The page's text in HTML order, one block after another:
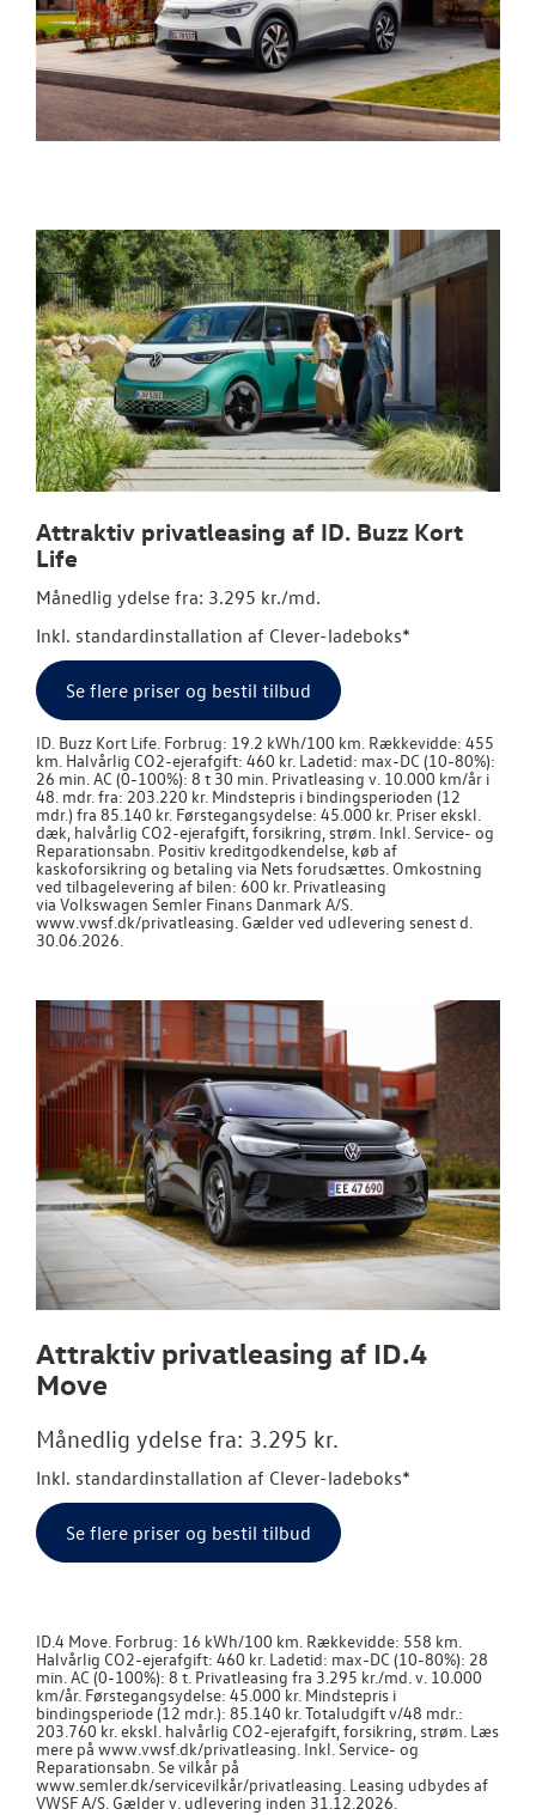
Attraktiv privatleasing af ID. Buzz Kort
Life
Månedlig ydelse fra: 3.295 kr./md.
Inkl. standardinstallation af Clever-ladeboks*
Se flere priser og bestil tilbud
ID. Buzz Kort Life. Forbrug: 19.2 kWh/100 km. Rækkevidde: 455
km. Halvårlig CO2-ejerafgift: 460 kr. Ladetid: max-DC (10-80%):
26 min. AC (0-100%): 8 t 30 min. Privatleasing v. 10.000 km/år i
48. mdr. fra: 203.220 kr. Mindstepris i bindingsperioden (12
mdr.) fra 85.140 kr. Førstegangsydelse: 45.000 kr. Priser ekskl.
dæk, halvårlig CO2-ejerafgift, forsikring, strøm. Inkl. Service- og
Reparationsabn. Positiv kreditgodkendelse, køb af
kaskoforsikring og betaling via Nets forudsættes. Omkostning
ved tilbagelevering af bilen: 600 kr. Privatleasing
via Volkswagen Semler Finans Danmark A/S.
www.vwsf.dk/privatleasing. Gælder ved udlevering senest d.
30.06.2026.
Attraktiv privatleasing af ID.4
Move
Månedlig ydelse fra: 3.295 kr.
Inkl. standardinstallation af Clever-ladeboks*
Se flere priser og bestil tilbud
ID.4 Move. Forbrug: 16 kWh/100 km. Rækkevidde: 558 km.
Halvårlig CO2-ejerafgift: 460 kr. Ladetid: max-DC (10-80%): 28
min. AC (0-100%): 8 t. Privatleasing fra 3.295 kr./md. v. 10.000
km/år. Førstegangsydelse: 45.000 kr. Mindstepris i
bindingsperiode (12 mdr.): 85.140 kr. Totaludgift v/48 mdr.:
203.760 kr. ekskl. halvårlig CO2-ejerafgift, forsikring, strøm. Læs
mere på www.vwsf.dk/privatleasing. Inkl. Service- og
Reparationsabn. Se vilkår på
www.semler.dk/servicevilkår/privatleasing. Leasing udbydes af
VWSF A/S. Gælder v. udlevering inden 31.12.2026.